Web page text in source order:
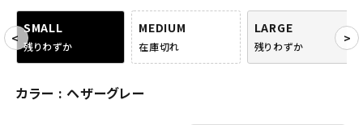
ACCOUNT MENU
ようこそ ゲスト 様
meeting_room
SMALL
残りわずか
MEDIUM
在庫切れ
LARGE
残りわずか
カラー ヘザーグレー